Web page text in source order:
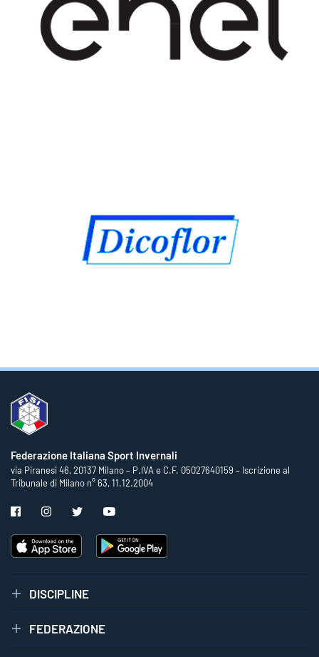
Federazione Italiana Sport Invernali
via Piranesi 46, 20137 Milano – P.IVA e C.F. 05027640159 – Iscrizione al
Tribunale di Milano n° 63, 11.12.2004
DISCIPLINE
FEDERAZIONE